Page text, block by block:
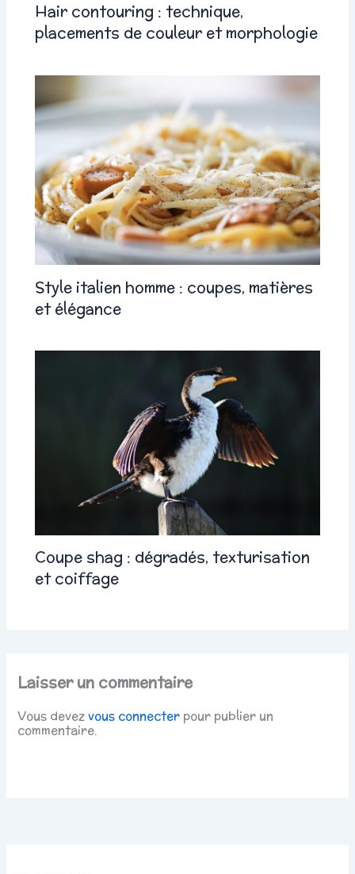
Hair contouring : technique,
placements de couleur et morphologie
Style italien homme : coupes, matières
et élégance
Coupe shag : dégradés, texturisation
et coiffage
Laisser un commentaire
Vous devezvous connecter pour publier un
commentaire.